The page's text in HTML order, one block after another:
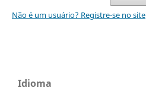
Não é um usuário? Registre-se no site
Idioma